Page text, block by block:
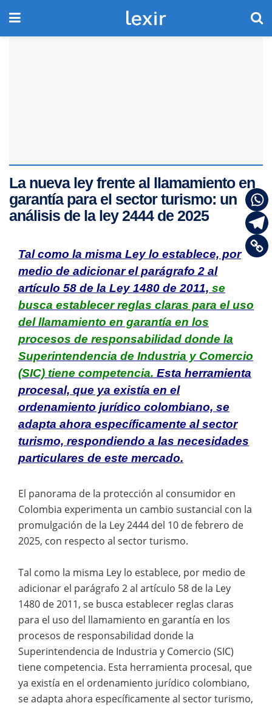
La nueva ley frente al llamamiento en
garantía para el sector turismo: un
análisis de la ley 2444 de 2025
Tal como la misma Ley lo establece, por
medio de adicionar el parágrafo 2 al
artículo 58 de la Ley 1480 de 2011, se
busca establecer reglas claras para el uso
del llamamiento en garantía en los
procesos de responsabilidad donde la
Superintendencia de Industria y Comercio
(SIC) tiene competencia. Esta herramienta
procesal, que ya existía en el
ordenamiento jurídico colombiano, se
adapta ahora específicamente al sector
turismo, respondiendo a las necesidades
particulares de este mercado.
El panorama de la protección al consumidor en
Colombia experimenta un cambio sustancial con la
promulgación de la Ley 2444 del 10 de febrero de
2025, con respecto al sector turismo.
Tal como la misma Ley lo establece, por medio de
adicionar el parágrafo 2 al artículo 58 de la Ley
1480 de 2011, se busca establecer reglas claras
para el uso del llamamiento en garantía en los
procesos de responsabilidad donde la
Superintendencia de Industria y Comercio (SIC)
tiene competencia. Esta herramienta procesal, que
ya existía en el ordenamiento jurídico colombiano,
se adapta ahora específicamente al sector turismo,